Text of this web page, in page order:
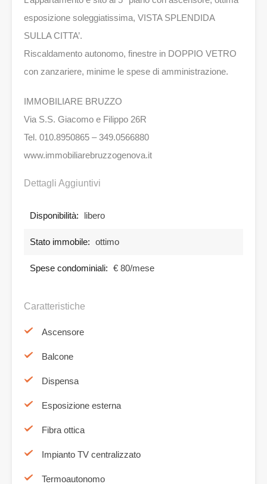
esposizione soleggiatissima, VISTA SPLENDIDA
SULLA CITTA’.
Riscaldamento autonomo, finestre in DOPPIO VETRO
con zanzariere, minime le spese di amministrazione.
IMMOBILIARE BRUZZO
Via S.S. Giacomo e Filippo 26R
Tel. 010.8950865 – 349.0566880
www.immobiliarebruzzogenova.it
Dettagli Aggiuntivi
Disponibilità: libero
Stato immobile: ottimo
Spese condominiali: € 80/mese
Caratteristiche
Ascensore
Balcone
Dispensa
Esposizione esterna
Fibra ottica
Impianto TV centralizzato
Termoautonomo